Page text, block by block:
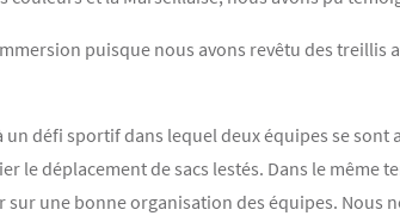
puisque nous avons revêtu des
défi sportif dans lequel deux équipes se
le déplacement de sacs lestés. Dans le
une bonne organisation des équipes.